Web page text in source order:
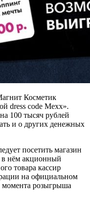
Косметик
dress code Mexx».
100 тысяч рублей
и о других денежных
посетить магазин
в нём акционный
товара кассир
на официальном
момента розыгрыша